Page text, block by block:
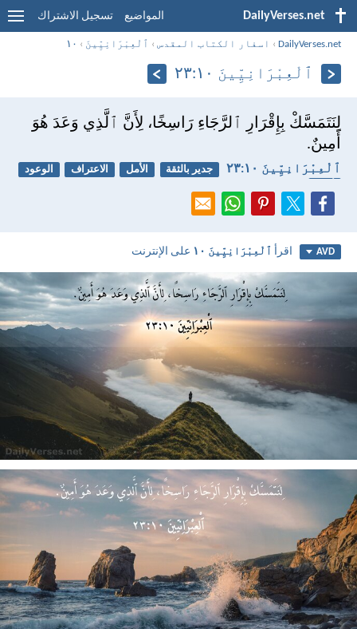
DailyVerses.net المواضيع تسجيل الاشتراك
DailyVerses.net
› اسفار الكتاب المقدس › ٱلْعِبْرَانِيِّينَ › ١٠
ٱلْعِبْرَانِيِّينَ ١٠:‏٢٣
لِنَتَمَسَّكْ بِإِقْرَارِ ٱلرَّجَاءِ رَاسِخًا، لِأَنَّ ٱلَّذِي وَعَدَ هُوَ
أَمِينٌ.
ٱلْعِبْرَانِيِّينَ ١٠:‏٢٣ جدير بالثقة الأمل الاعتراف
الوعود
AVD اقرأ ٱلْعِبْرَانِيِّينَ ١٠ على الإنترنت